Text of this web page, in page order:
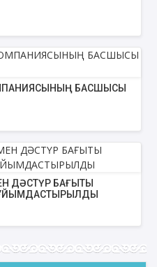
БАСШЫСЫ
ДӘСТҮР БАҒЫТЫ
ҰЙЫМДАСТЫРЫЛДЫ